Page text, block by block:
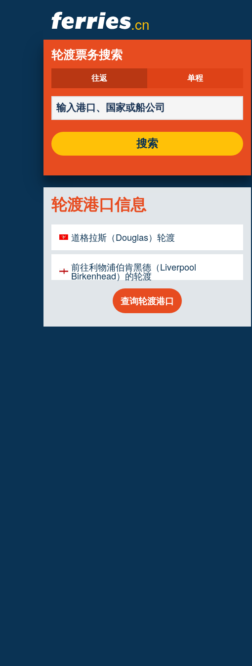
.cn
轮渡票务搜索
往返 单程
搜索
轮渡港口信息
道格拉斯（Douglas）轮渡
前往利物浦伯肯黑德（Liverpool
Birkenhead）的轮渡
查询轮渡港口